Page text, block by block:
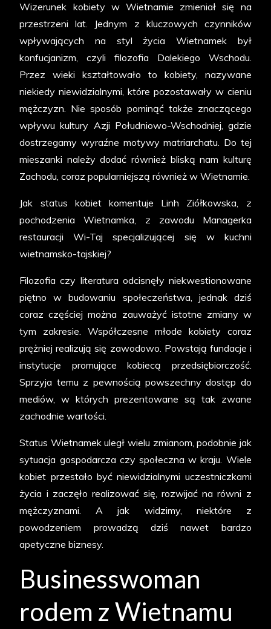
Wizerunek kobiety w Wietnamie zmieniał się na
przestrzeni lat. Jednym z kluczowych czynników
wpływających na styl życia Wietnamek był
konfucjanizm, czyli filozofia Dalekiego Wschodu.
Przez wieki kształtowało to kobiety, nazywane
niekiedy niewidzialnymi, które pozostawały w cieniu
mężczyzn. Nie sposób pominąć także znaczącego
wpływu kultury Azji Południowo-Wschodniej, gdzie
dostrzegamy wyraźne motywy matriarchatu. Do tej
mieszanki należy dodać również bliską nam kulturę
Zachodu, coraz popularniejszą również w Wietnamie.
Jak status kobiet komentuje Linh Ziółkowska, z
pochodzenia Wietnamka, z zawodu Managerka
restauracji Wi-Taj specjalizującej się w kuchni
wietnamsko-tajskiej?
Filozofia czy literatura odcisnęły niekwestionowane
piętno w budowaniu społeczeństwa, jednak dziś
coraz częściej można zauważyć istotne zmiany w
tym zakresie. Współczesne młode kobiety coraz
prężniej realizują się zawodowo. Powstają fundacje i
instytucje promujące kobiecą przedsiębiorczość.
Sprzyja temu z pewnością powszechny dostęp do
mediów, w których prezentowane są tak zwane
zachodnie wartości.
Status Wietnamek uległ wielu zmianom, podobnie jak
sytuacja gospodarcza czy społeczna w kraju. Wiele
kobiet przestało być niewidzialnymi uczestniczkami
życia i zaczęło realizować się, rozwijać na równi z
mężczyznami. A jak widzimy, niektóre z
powodzeniem prowadzą dziś nawet bardzo
apetyczne biznesy.
Businesswoman
rodem z Wietnamu